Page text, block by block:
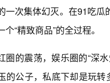
一次集体幻灭。在91吃
“精致商品”的全过程。
圈的震荡，娱乐圈的“深
的公子，私底下却是玩